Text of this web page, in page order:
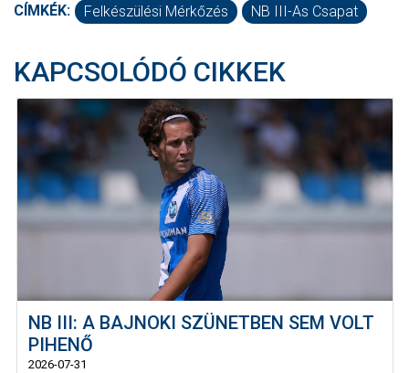
CÍMKÉK: Felkészülési Mérkőzés NB III-As Csapat
KAPCSOLÓDÓ CIKKEK
NB III: A BAJNOKI SZÜNETBEN SEM VOLT
PIHENŐ
2026-07-31